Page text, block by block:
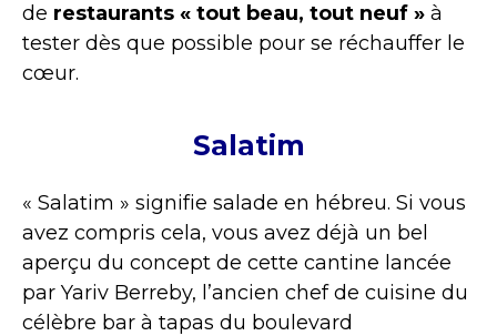
de restaurants « tout beau, tout neuf » à
tester dès que possible pour se réchauffer le
cœur.
Salatim
« Salatim » signifie salade en hébreu. Si vous
avez compris cela, vous avez déjà un bel
aperçu du concept de cette cantine lancée
par Yariv Berreby, l’ancien chef de cuisine du
célèbre bar à tapas du boulevard